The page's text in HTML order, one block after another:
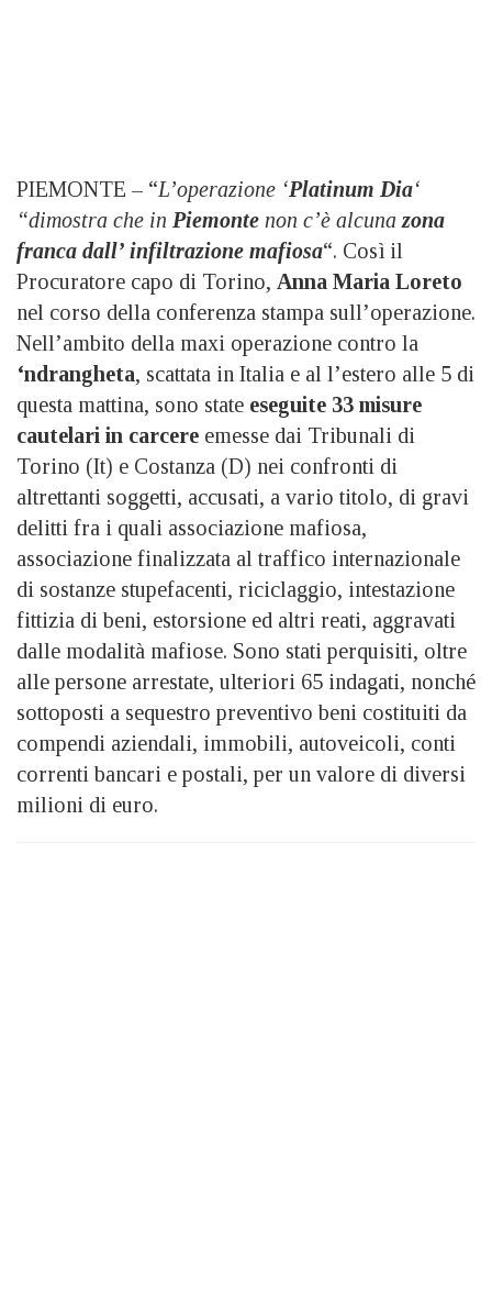
PIEMONTE – “L’operazione ‘Platinum Dia‘
“dimostra che in Piemonte non c’è alcuna zona
franca dall’ infiltrazione mafiosa“. Così il
Procuratore capo di Torino, Anna Maria Loreto
nel corso della conferenza stampa sull’operazione.
Nell’ambito della maxi operazione contro la
‘ndrangheta, scattata in Italia e al l’estero alle 5 di
questa mattina, sono state eseguite 33 misure
cautelari in carcere emesse dai Tribunali di
Torino (It) e Costanza (D) nei confronti di
altrettanti soggetti, accusati, a vario titolo, di gravi
delitti fra i quali associazione mafiosa,
associazione finalizzata al traffico internazionale
di sostanze stupefacenti, riciclaggio, intestazione
fittizia di beni, estorsione ed altri reati, aggravati
dalle modalità mafiose. Sono stati perquisiti, oltre
alle persone arrestate, ulteriori 65 indagati, nonché
sottoposti a sequestro preventivo beni costituiti da
compendi aziendali, immobili, autoveicoli, conti
correnti bancari e postali, per un valore di diversi
milioni di euro.